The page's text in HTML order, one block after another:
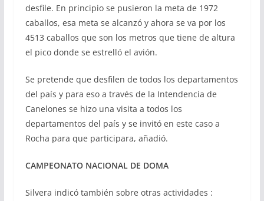
desfile. En principio se pusieron la meta de 1972
caballos, esa meta se alcanzó y ahora se va por los
4513 caballos que son los metros que tiene de altura
el pico donde se estrelló el avión.
Se pretende que desfilen de todos los departamentos
del país y para eso a través de la Intendencia de
Canelones se hizo una visita a todos los
departamentos del país y se invitó en este caso a
Rocha para que participara, añadió.
CAMPEONATO NACIONAL DE DOMA
Silvera indicó también sobre otras actividades :